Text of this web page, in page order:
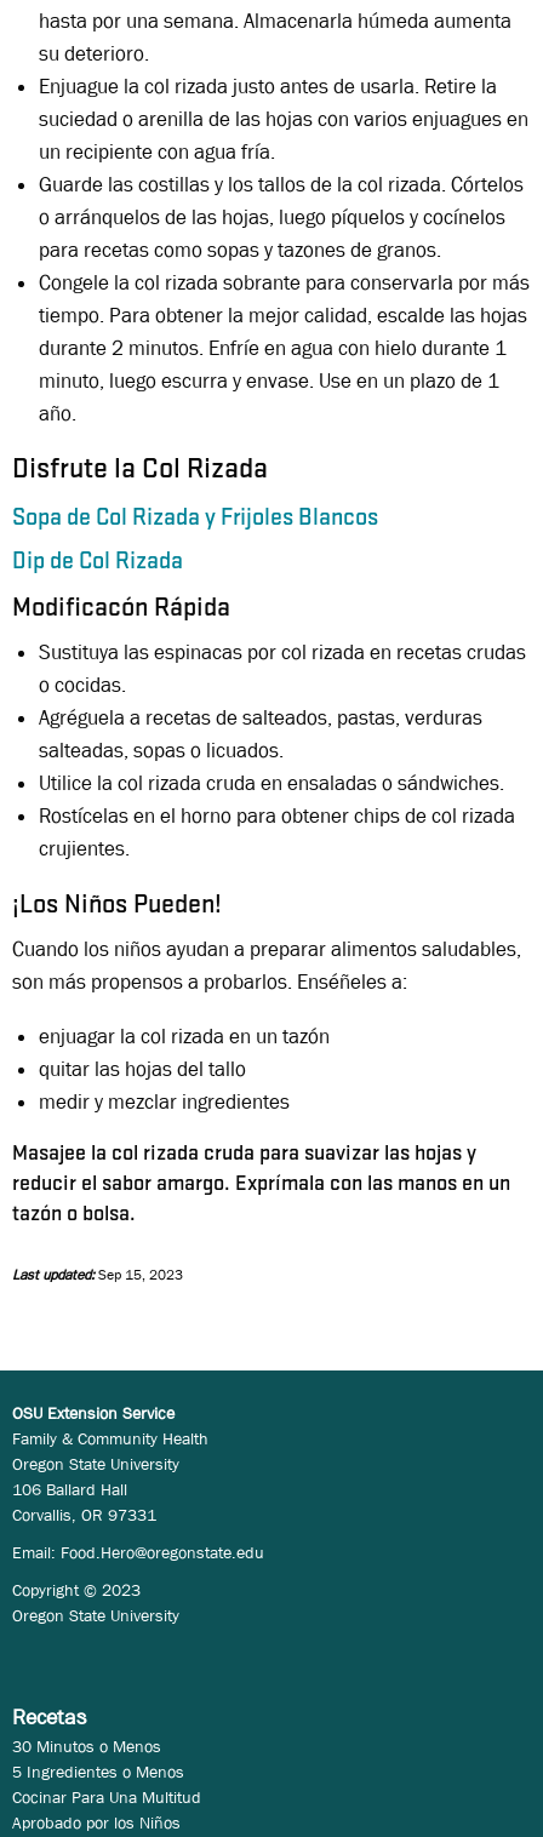
hasta por una semana. Almacenarla húmeda aumenta
su deterioro.
Enjuague la col rizada justo antes de usarla. Retire la
suciedad o arenilla de las hojas con varios enjuagues en
un recipiente con agua fría.
Guarde las costillas y los tallos de la col rizada. Córtelos
o arránquelos de las hojas, luego píquelos y cocínelos
para recetas como sopas y tazones de granos.
Congele la col rizada sobrante para conservarla por más
tiempo. Para obtener la mejor calidad, escalde las hojas
durante 2 minutos. Enfríe en agua con hielo durante 1
minuto, luego escurra y envase. Use en un plazo de 1
año.
Disfrute la Col Rizada
Sopa de Col Rizada y Frijoles Blancos
Dip de Col Rizada
Modificacón Rápida
Sustituya las espinacas por col rizada en recetas crudas
o cocidas.
Agréguela a recetas de salteados, pastas, verduras
salteadas, sopas o licuados.
Utilice la col rizada cruda en ensaladas o sándwiches.
Rostícelas en el horno para obtener chips de col rizada
crujientes.
¡Los Niños Pueden!
Cuando los niños ayudan a preparar alimentos saludables,
son más propensos a probarlos. Enséñeles a:
enjuagar la col rizada en un tazón
quitar las hojas del tallo
medir y mezclar ingredientes
Masajee la col rizada cruda para suavizar las hojas y
reducir el sabor amargo. Exprímala con las manos en un
tazón o bolsa.
Last updated:Sep 15, 2023
OSU Extension Service
Family & Community Health
Oregon State University
106 Ballard Hall
Corvallis, OR 97331
Email: Food.Hero@oregonstate.edu
Copyright © 2023
Oregon State University
Recetas
30 Minutos o Menos
5 Ingredientes o Menos
Cocinar Para Una Multitud
Aprobado por los Niños